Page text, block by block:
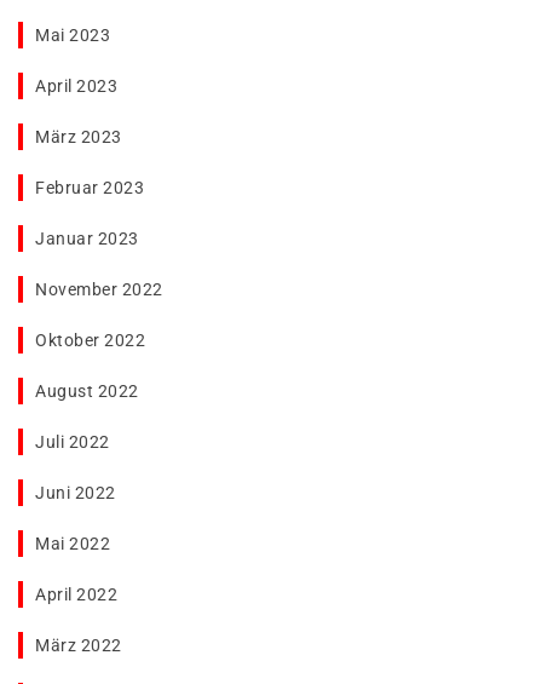
Mai 2023
April 2023
März 2023
Februar 2023
Januar 2023
November 2022
Oktober 2022
August 2022
Juli 2022
Juni 2022
Mai 2022
April 2022
März 2022